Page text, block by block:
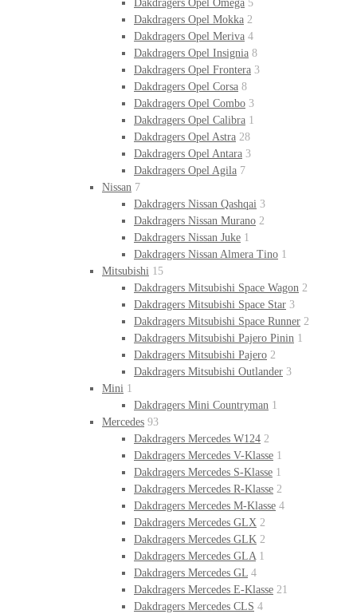
Dakdragers Opel Omega 5
Dakdragers Opel Mokka 2
Dakdragers Opel Meriva 4
Dakdragers Opel Insignia 8
Dakdragers Opel Frontera 3
Dakdragers Opel Corsa 8
Dakdragers Opel Combo 3
Dakdragers Opel Calibra 1
Dakdragers Opel Astra 28
Dakdragers Opel Antara 3
Dakdragers Opel Agila 7
Nissan 7
Dakdragers Nissan Qashqai 3
Dakdragers Nissan Murano 2
Dakdragers Nissan Juke 1
Dakdragers Nissan Almera Tino 1
Mitsubishi 15
Dakdragers Mitsubishi Space Wagon 2
Dakdragers Mitsubishi Space Star 3
Dakdragers Mitsubishi Space Runner 2
Dakdragers Mitsubishi Pajero Pinin 1
Dakdragers Mitsubishi Pajero 2
Dakdragers Mitsubishi Outlander 3
Mini 1
Dakdragers Mini Countryman 1
Mercedes 93
Dakdragers Mercedes W124 2
Dakdragers Mercedes V-Klasse 1
Dakdragers Mercedes S-Klasse 1
Dakdragers Mercedes R-Klasse 2
Dakdragers Mercedes M-Klasse 4
Dakdragers Mercedes GLX 2
Dakdragers Mercedes GLK 2
Dakdragers Mercedes GLA 1
Dakdragers Mercedes GL 4
Dakdragers Mercedes E-Klasse 21
Dakdragers Mercedes CLS 4